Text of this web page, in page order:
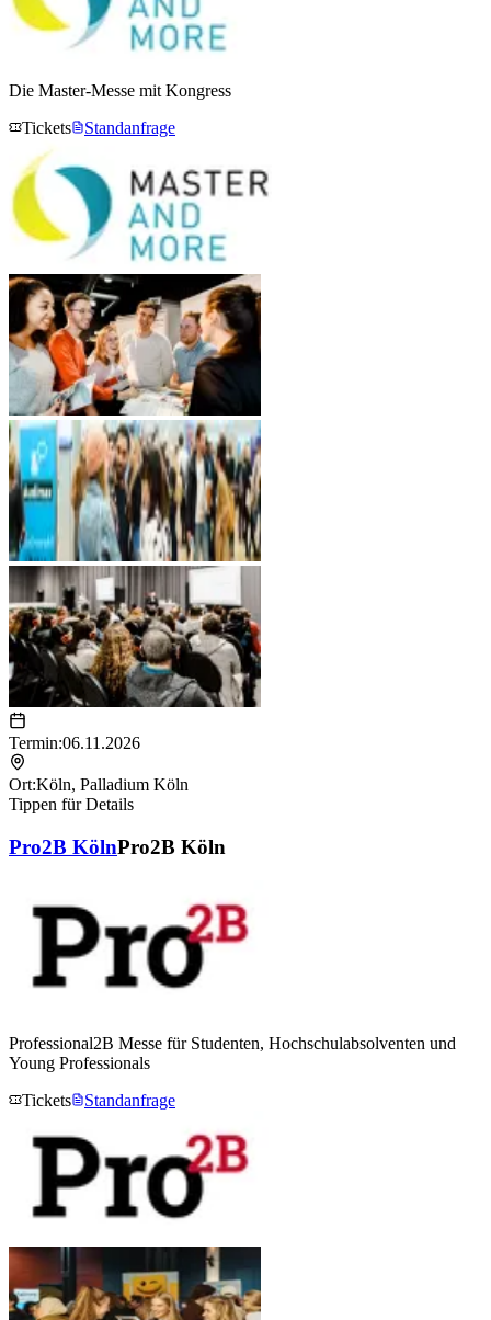
Die Master-Messe mit Kongress
Tickets
Standanfrage
Termin:06.11.2026
Ort:Köln, Palladium Köln
Tippen für Details
Pro2B KölnPro2B Köln
Professional2B Messe für Studenten, Hochschulabsolventen und
Young Professionals
Tickets
Standanfrage